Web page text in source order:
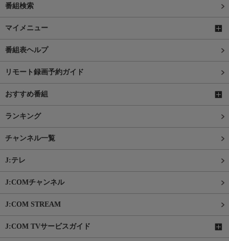
番組検索
マイメニュー
番組表ヘルプ
リモート録画予約ガイド
おすすめ番組
ランキング
チャンネル一覧
J:テレ
J:COMチャンネル
J:COM STREAM
J:COM TVサービスガイド